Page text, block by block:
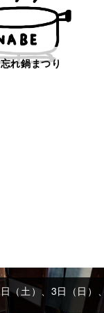
れ鍋まつり
（土）、3日（日）、